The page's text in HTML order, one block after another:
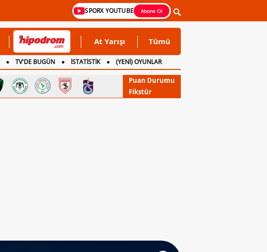
SPORX YOUTUBE Abone Ol
At Yarışı Tümü
TV'DE BUGÜN İSTATİSTİK
(YENİ) OYUNLAR
Puan Durumu
Fikstür